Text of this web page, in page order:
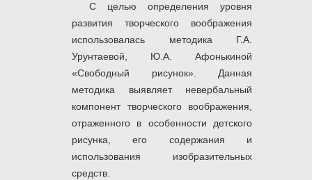
С целью определения уровня
развития творческого воображения
использовалась методика Г.А.
Урунтаевой, Ю.А. Афонькиной
«Свободный рисунок». Данная
методика выявляет невербальный
компонент творческого воображения,
отраженного в особенности детского
рисунка, его содержания и
использования изобразительных
средств.